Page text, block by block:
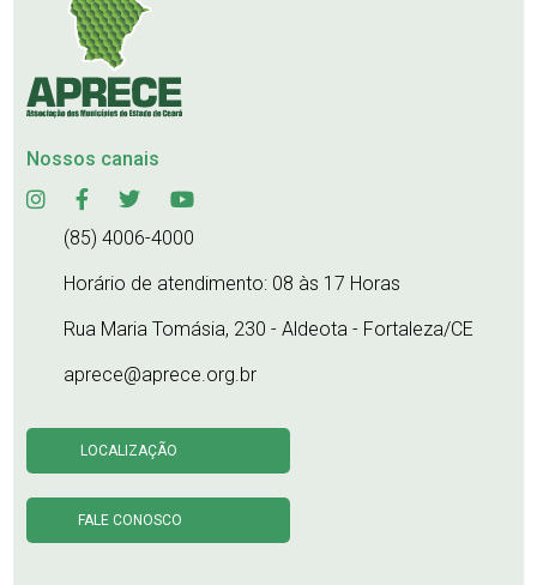
Nossos canais
(85) 4006-4000
Horário de atendimento: 08 às 17 Horas
Rua Maria Tomásia, 230 - Aldeota - Fortaleza/CE
aprece@aprece.org.br
LOCALIZAÇÃO
FALE CONOSCO